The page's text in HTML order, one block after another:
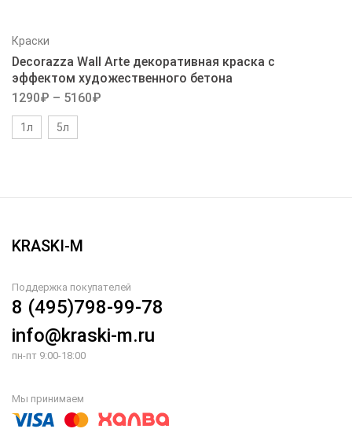
Краски
Decorazza Wall Arte декоративная краска с
эффектом художественного бетона
1290₽ – 5160₽
1л 5л
KRASKI-M
Поддержка покупателей
8 (495)798-99-78
info@kraski-m.ru
пн-пт 9:00-18:00
Мы принимаем